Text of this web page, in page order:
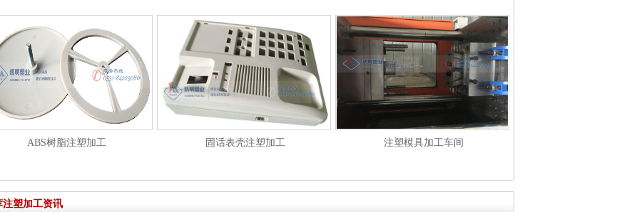
ABS树脂注塑加工 固话表壳注塑加工 注塑模具加工车间
注塑加工资讯